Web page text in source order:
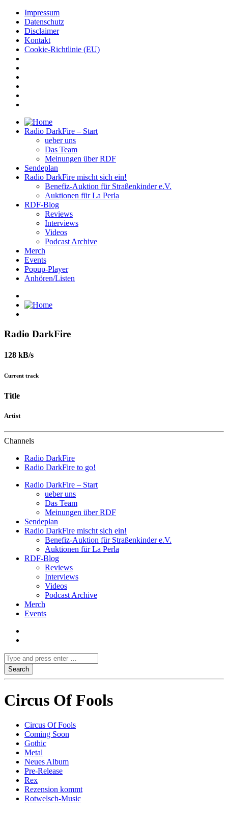
Impressum
Datenschutz
Disclaimer
Kontakt
Cookie-Richtlinie (EU)
Radio DarkFire – Start
ueber uns
Das Team
Meinungen über RDF
Sendeplan
Radio DarkFire mischt sich ein!
Benefiz-Auktion für Straßenkinder e.V.
Auktionen für La Perla
RDF-Blog
Reviews
Interviews
Videos
Podcast Archive
Merch
Events
Popup-Player
Anhören/Listen
Radio DarkFire
128 kB/s
Current track
Title
Artist
Channels
Radio DarkFire
Radio DarkFire to go!
Radio DarkFire – Start
ueber uns
Das Team
Meinungen über RDF
Sendeplan
Radio DarkFire mischt sich ein!
Benefiz-Auktion für Straßenkinder e.V.
Auktionen für La Perla
RDF-Blog
Reviews
Interviews
Videos
Podcast Archive
Merch
Events
Circus Of Fools
Circus Of Fools
Coming Soon
Gothic
Metal
Neues Album
Pre-Release
Rex
Rezension kommt
Rotwelsch-Music